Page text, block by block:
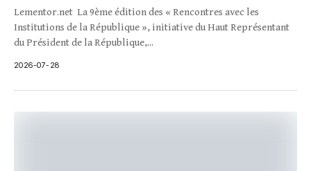
Lementor.net La 9ème édition des « Rencontres avec les
Institutions de la République », initiative du Haut Représentant
du Président de la République,...
2026-07-28